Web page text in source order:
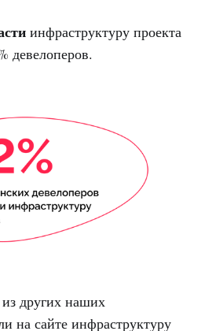
инфраструктуру проекта
девелоперов.
других наших
на сайте инфраструктуру